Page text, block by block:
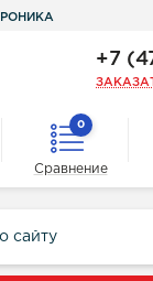
+7
0
Сравнение